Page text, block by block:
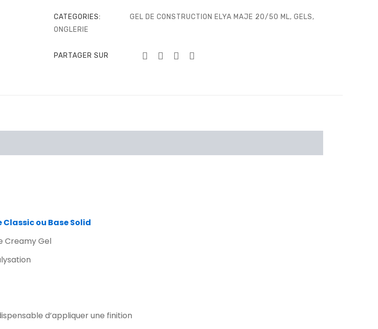
CATEGORIES: GEL DE CONSTRUCTION ELYA MAJE 20/50 ML, GELS,
ONGLERIE
PARTAGER SUR
Classic ou Base Solid
Creamy Gel
d’appliquer une finition